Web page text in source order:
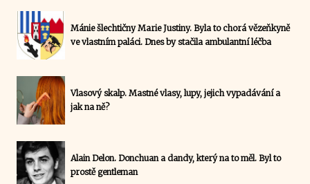
Mánie šlechtičny Marie Justiny. Byla to chorá vězeňkyně
ve vlastním paláci. Dnes by stačila ambulantní léčba
Vlasový skalp. Mastné vlasy, lupy, jejich vypadávání a
jak na ně?
Alain Delon. Donchuan a dandy, který na to měl. Byl to
prostě gentleman